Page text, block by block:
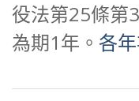
役法第25條第
為期1年。 各